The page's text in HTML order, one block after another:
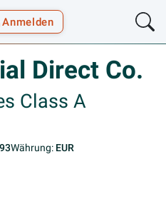
Anmelden
Direct Co.
Class A
Währung: EUR